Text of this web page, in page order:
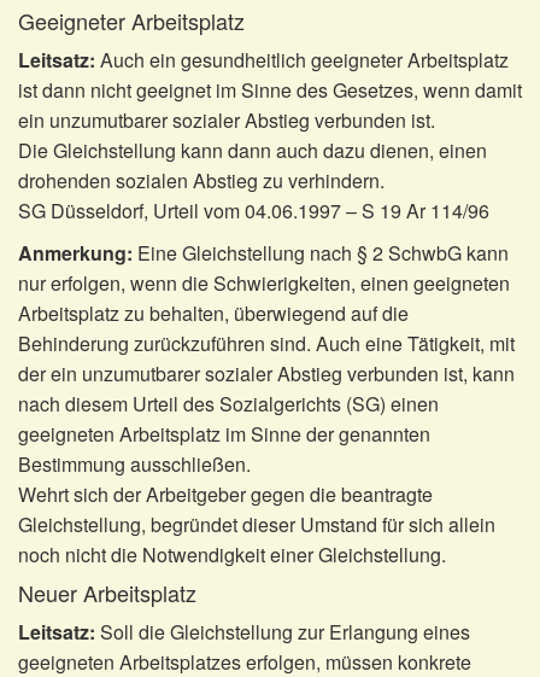
Geeigneter Arbeitsplatz
Leitsatz: Auch ein gesundheitlich geeigneter Arbeitsplatz
ist dann nicht geeignet im Sinne des Gesetzes, wenn damit
ein unzumutbarer sozialer Abstieg verbunden ist.
Die Gleichstellung kann dann auch dazu dienen, einen
drohenden sozialen Abstieg zu verhindern.
SG Düsseldorf, Urteil vom 04.06.1997 – S 19 Ar 114/96
Anmerkung: Eine Gleichstellung nach § 2 SchwbG kann
nur erfolgen, wenn die Schwierigkeiten, einen geeigneten
Arbeitsplatz zu behalten, überwiegend auf die
Behinderung zurückzuführen sind. Auch eine Tätigkeit, mit
der ein unzumutbarer sozialer Abstieg verbunden ist, kann
nach diesem Urteil des Sozialgerichts (SG) einen
geeigneten Arbeitsplatz im Sinne der genannten
Bestimmung ausschließen.
Wehrt sich der Arbeitgeber gegen die beantragte
Gleichstellung, begründet dieser Umstand für sich allein
noch nicht die Notwendigkeit einer Gleichstellung.
Neuer Arbeitsplatz
Leitsatz: Soll die Gleichstellung zur Erlangung eines
geeigneten Arbeitsplatzes erfolgen, müssen konkrete